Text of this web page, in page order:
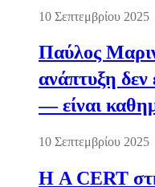
10 Σεπτεμβρίου 2025
Παύλος
ανάπτυξη δεν
— είναι
10 Σεπτεμβρίου 2025
Η A CERT